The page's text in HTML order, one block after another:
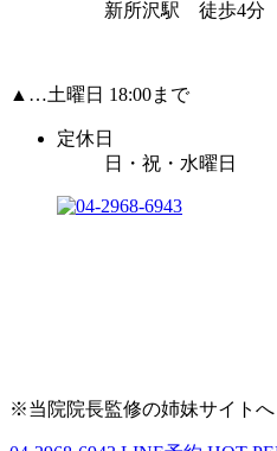
新所沢駅 徒歩4分
▲…土曜日 18:00まで
定休日
日・祝・水曜日
※当院院長監修の姉妹サイト